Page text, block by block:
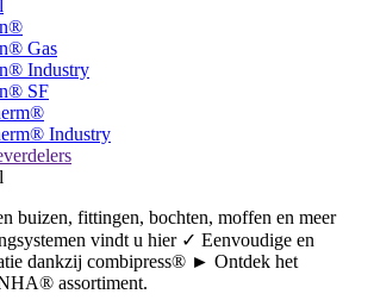
Gas
Industry
SF
Industry
buizen, fittingen, bochten, moffen en meer
vindt u hier ✓ Eenvoudige en
dankzij combipress® ► Ontdek het
assortiment.